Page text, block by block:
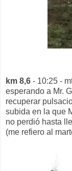
km 8,6 - 10:25 -
esperando a Mr.
recuperar
subida en la que
no perdió hasta
(me refiero al